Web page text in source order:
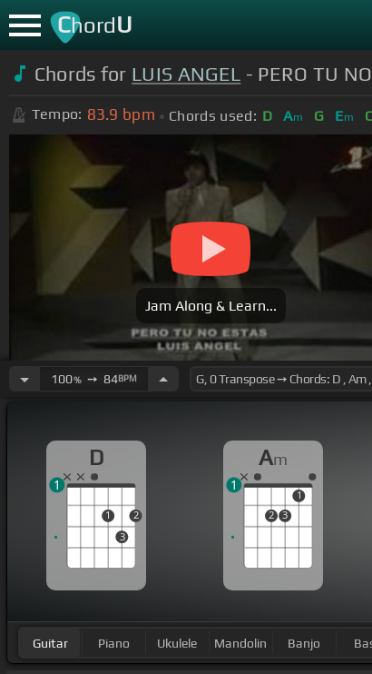
ChordU
Chords for LUIS ANGEL - PERO TU
Tempo: 83.9 bpm Chords used: D Am G Em C
Jam Along & Learn...
100%➙ 84BPM
D
1
3
2
1
Am
2 3
1
1
Guitar Piano Ukulele Mandolin Banjo